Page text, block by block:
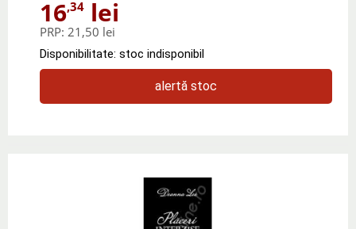
16,34 lei
PRP: 21,50 lei
Disponibilitate: stoc indisponibil
alertă stoc